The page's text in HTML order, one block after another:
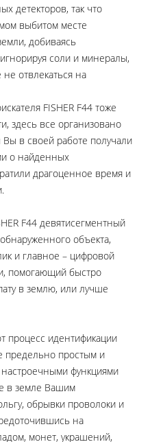
детекторов, так что
выбитом месте
добиваясь
соли и минералы,
отвлекаться на
FISHER F44 тоже
здесь все организовано
Вы в своей работе получали
о найденных
драгоценное время и
F44 девятисегментный
объекта,
и главное – цифровой
помогающий быстро
в землю, или лучше
процесс идентификации
предельно простым и
функциями
в земле Вашим
обрывки проволоки и
на
монет, украшений,